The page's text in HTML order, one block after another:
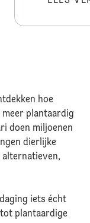
hoe
plantaardig
doen miljoenen
dierlijke
iets écht
plantaardige